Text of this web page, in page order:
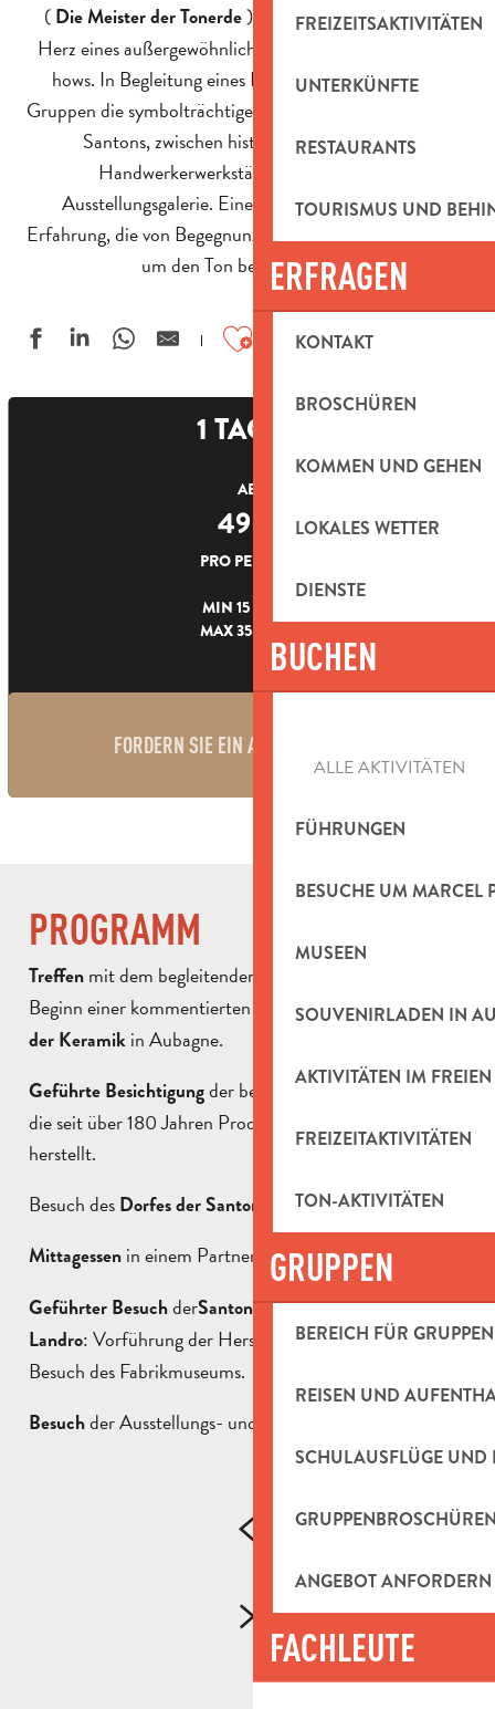
FREIZEITSAKTIVITÄTEN
UNTERKÜNFTE
RESTAURANTS
TOURISMUS UND
ERFRAGEN
KONTAKT
BROSCHÜREN
KOMMEN UND GEHEN
LOKALES WETTER
DIENSTE
BUCHEN
ALLE AKTIVITÄTEN
FÜHRUNGEN
BESUCHE UM MARCEL
MUSEEN
SOUVENIRLADEN IN
AKTIVITÄTEN IM FREIEN
FREIZEITAKTIVITÄTEN
TON-AKTIVITÄTEN
GRUPPEN
BEREICH FÜR GRUPPEN
REISEN UND
SCHULAUSFLÜGE UND
ANGEBOT ANFORDERN
FACHLEUTE
( Die Meister der Tonerde), einem Eintauchen in das
Herz eines außergewöhnlichen provenzalischen Know-
hows. In Begleitung eines Führers durchstreifen die
Gruppen die symbolträchtigen Orte der Keramik und der
Santons, zwischen historischen Töpfereien,
Handwerkerwerkstätten, Museum und
Ausstellungsgalerie. Eine authentische kulturelle
Erfahrung, die von Begegnungen und Vorführungen rund
um den Ton bestimmt wird.
Ajouter aux favoris
1 TAGES
AB
49
PRO PERSON
MIN 15 PERS.
MAX 35 PERS.
FORDERN SIE EIN ANGEBOT AN
PROGRAMM
Treffen mit dem begleitenden Fremdenführer und
Beginn einer kommentierten Tour überdie Geschichte
der Keramik in Aubagne.
Geführte Besichtigungder berühmtenTöpferei Ravel ,
die seit über 180 Jahren Produkte aus Terrakotta
herstellt.
Besuch des Dorfes der Santons en Provence.
Mittagessen in einem Partnerrestaurant.
Geführter BesuchderSantons-Werkstatt Maryse Di
Landro: Vorführung der Herstellung einer Tonfigur und
Besuch des Fabrikmuseums.
Besuchder Ausstellungs- und Verkaufsgalerie